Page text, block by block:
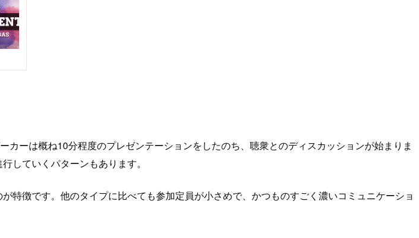
ーは概ね10分程度のプレゼンテーションをしたのち、聴衆とのディスカッションが始まりま
していくパターンもあります。
徴です。他のタイプに比べても参加定員が小さめで、かつものすごく濃いコミュニケーショ